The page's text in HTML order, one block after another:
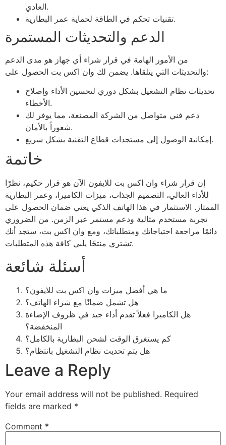
العادي.
تقنيات تحكم في الطاقة لحماية عمر البطارية.
الدعم والتحديثات المستمرة
من الأمور الهامة في قرار شراء أي جهاز هو مدى الدعم
والتحديثات التي يتلقاها. يضمن لك وان اكس بت الحصول على:
تحديثات نظام التشغيل بشكل دوري لتحسين الأداء وإصلاح
الأخطاء.
دعم فني متواصل من الشركة المصنعة، مما يوفر لك
شعوراً بالأمان.
إمكانية الوصول إلى مستجدات قطاع التقنية بشكل سريع.
خاتمة
إن قرار شراء وان اكس بت للايفون الآن هو قرار حكيم، نظرًا
للأداء العالي، التصميم الجذاب، ميزات الكاميرا، وعمر البطارية
الممتاز. الاستثمار في هذا الهاتف الذكي يعني ضمان الحصول على
تجربة مستخدم مثالية ودعم مستمر عبر الزمن. من الضروري
دائمًا مراجعة احتياجاتك ومتطلباتك، ومع وان اكس بت، ستجد أنك
تشتري منتجًا يلبي كافة هذه المتطلبات.
أسئلة شائعة
ما هي أفضل ميزات وان اكس بت للايفون؟
هل تشمل ضمانًا مع شراء الهاتف؟
هل الكاميرا فعلاً تقدم أداء جيد في ظروف الإضاءة
المنخفضة؟
كم يستغرق الوقت لشحن البطارية بالكامل؟
هل يتم تحديث نظام التشغيل بانتظام؟
Leave a Reply
Your email address will not be published. Required
fields are marked *
Comment *